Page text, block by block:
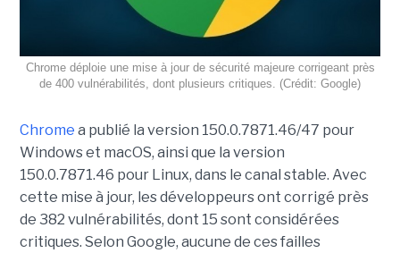
Chrome déploie une mise à jour de sécurité majeure corrigeant près
de 400 vulnérabilités, dont plusieurs critiques. (Crédit: Google)
Chrome a publié la version 150.0.7871.46/47 pour
Windows et macOS, ainsi que la version
150.0.7871.46 pour Linux, dans le canal stable. Avec
cette mise à jour, les développeurs ont corrigé près
de 382 vulnérabilités, dont 15 sont considérées
critiques. Selon Google, aucune de ces failles